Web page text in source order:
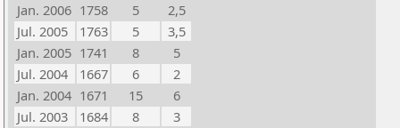
Jan. 2006 1758 5
2,5
Jul. 2005
1763 5
3,5
Jan. 2005 1741 8
5
Jul. 2004
1667 6
2
Jan. 2004 1671 15
6
Jul. 2003
1684 8
3